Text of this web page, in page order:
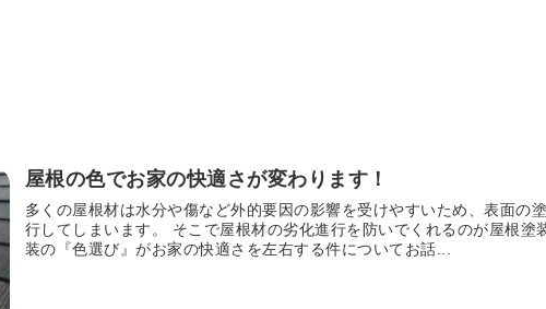
屋根の色でお家の快適さが変わります！
多くの屋根材は水分や傷など外的要因の影響を受けやすいため、表面の
行してしまいます。 そこで屋根材の劣化進行を防いでくれるのが屋根塗
装の『色選び』がお家の快適さを左右する件についてお話...